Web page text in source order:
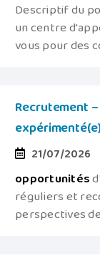
Descriptif du
un centre
vous pour des
Recrutement
21/07/2026
opportunités
réguliers et
perspectives de